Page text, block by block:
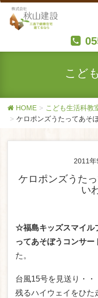
こど
HOME
こども生活科教
ケロポンズうたってあそ
2011年
ケロポンズうたってあそぼうコンサートin
い
☆福島キッズスマイル
ってあそぼうコンサ
た。
台風15号を見送り・
残るハイウェイをひた